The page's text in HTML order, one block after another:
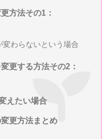
方法その1：
わらないという場合
更する方法その2：
えたい場合
更方法まとめ